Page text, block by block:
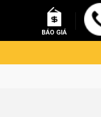
BÁO GIÁ